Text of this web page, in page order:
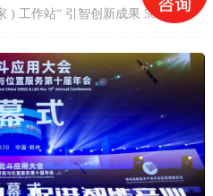
) 工作站“ 引智创新成果 50 佳 ”。